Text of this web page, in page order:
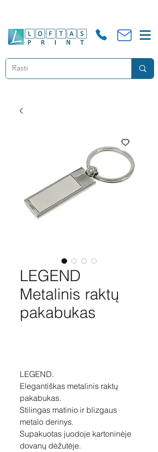
LEGEND
Metalinis raktų
pakabukas
LEGEND.
Elegantiškas metalinis raktų
pakabukas.
Stilingas matinio ir blizgaus
metalo derinys.
Supakuotas juodoje kartoninėje
dovanų dėžutėje.